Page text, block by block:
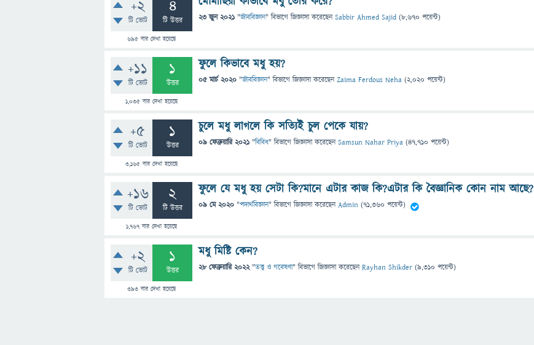
+2
টি ভোট
4
টি উত্তর
695 বার দেখা হয়েছে
23 জুন 2021 "জীববিজ্ঞান" বিভাগে জিজ্ঞাসাকরেছেনSabbir Ahmed Sajid (8,670 পয়েন্ট)
+11
টি ভোট
1
উত্তর
1,035 বার দেখা হয়েছে
ফুলে কিভাবে মধু হয়?
05 মার্চ 2020 "জীববিজ্ঞান" বিভাগে জিজ্ঞাসাকরেছেনZaima Ferdous Neha (2,020 পয়েন্ট)
+5
টি ভোট
1
উত্তর
3,165 বার দেখা হয়েছে
চুলে মধু লাগলে কি সত্যিই চুল পেকে যায়?
09 ফেব্রুয়ারি 2021 "বিবিধ" বিভাগে জিজ্ঞাসাকরেছেনSamsun Nahar Priya (47,710 পয়েন্ট)
+16
টি ভোট
2
টি উত্তর
1,767 বার দেখা হয়েছে
ফুলে যে মধু হয় সেটা কি?মানে এটার কাজ কি?এটার কি বৈজ্ঞানিক কোন নাম আছে?
09 মে 2020 "পদার্থবিজ্ঞান" বিভাগে জিজ্ঞাসাকরেছেনAdmin (71,360 পয়েন্ট)
+2
টি ভোট
1
উত্তর
393 বার দেখা হয়েছে
মধু মিষ্টি কেন?
28 ফেব্রুয়ারি 2022 "তত্ত্ব ও গবেষণা" বিভাগে জিজ্ঞাসাকরেছেনRayhan Shikder (9,310 পয়েন্ট)